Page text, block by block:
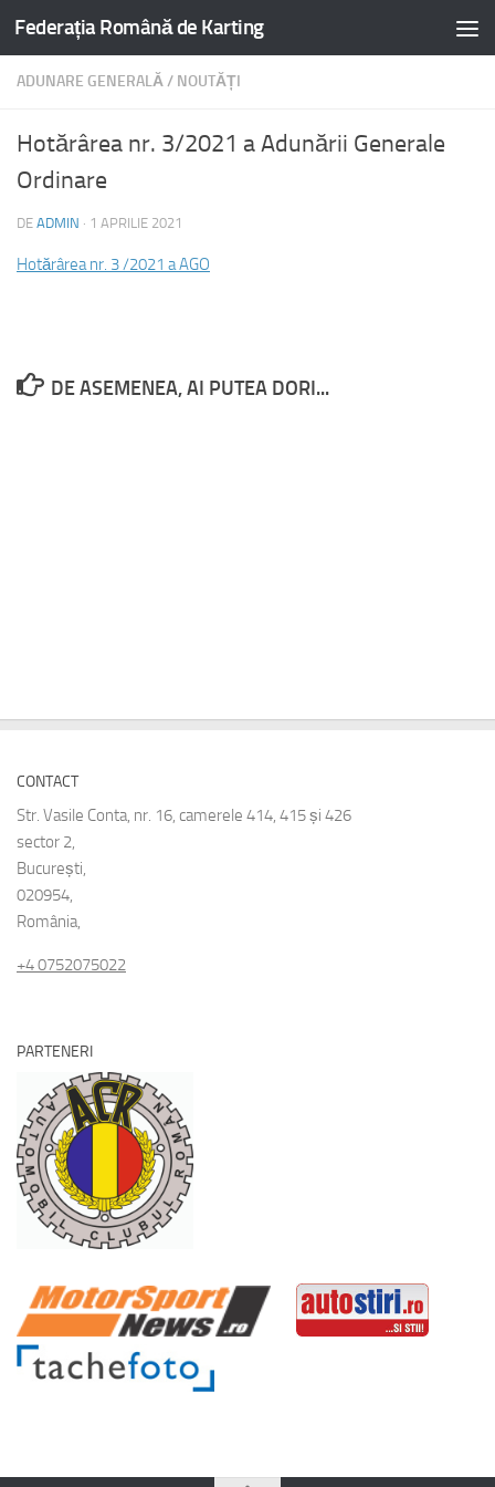
Federația Română de Karting
ADUNARE GENERALĂ/ NOUTĂȚI
Hotărârea nr. 3/2021 a Adunării Generale
Ordinare
DE ADMIN · 1 APRILIE 2021
Hotărârea nr. 3 /2021 a AGO
DE ASEMENEA, AI PUTEA DORI...
CONTACT
Str. Vasile Conta, nr. 16, camerele 414, 415 și 426
sector 2,
București,
020954,
România,
+4 0752075022
PARTENERI